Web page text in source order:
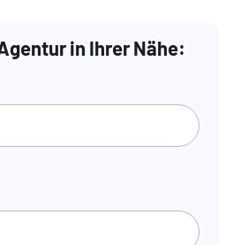
DE FREN
in Ihrer Nähe: